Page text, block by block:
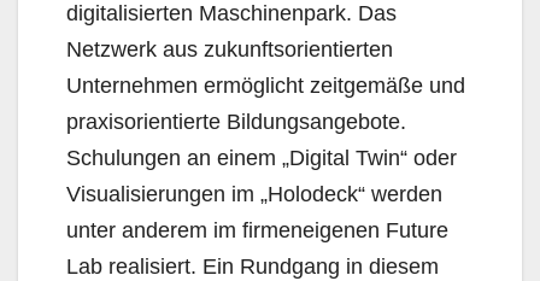
digitalisierten Maschinenpark. Das
Netzwerk aus zukunftsorientierten
Unternehmen ermöglicht zeitgemäße und
praxisorientierte Bildungsangebote.
Schulungen an einem „Digital Twin“ oder
Visualisierungen im „Holodeck“ werden
unter anderem im firmeneigenen Future
Lab realisiert. Ein Rundgang in diesem